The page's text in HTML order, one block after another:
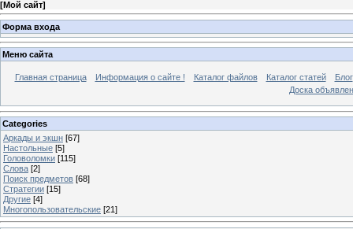
[Мой сайт]
Форма входа
Меню сайта
Главная страница Информация о сайте ! Каталог файлов Каталог статей
Блог
Доска
Categories
Аркады и экшн [67]
Настольные [5]
Головоломки [115]
Слова [2]
Поиск предметов [68]
Стратегии [15]
Другие [4]
Многопользовательские [21]